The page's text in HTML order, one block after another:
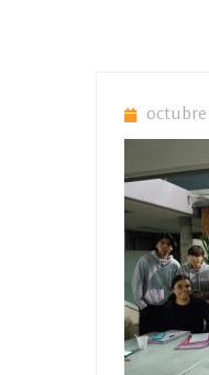
octubre